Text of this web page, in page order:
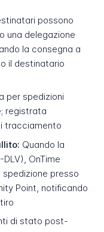
possono
una delegazione
la consegna a
il destinatario
per spedizioni
registrata
tracciamento
Quando la
OnTime
presso
Point, notificando
di stato post-